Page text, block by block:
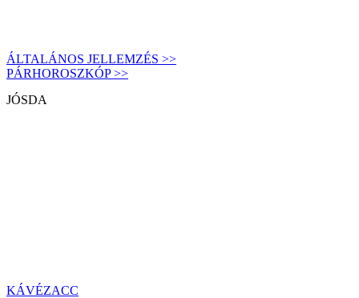
ÁLTALÁNOS JELLEMZÉS >>
PÁRHOROSZKÓP >>
JÓSDA
KÁVÉZACC